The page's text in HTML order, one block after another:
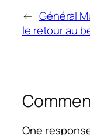
← Général
le retour au
One response